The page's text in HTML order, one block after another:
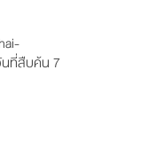
นที่สืบค้น 7